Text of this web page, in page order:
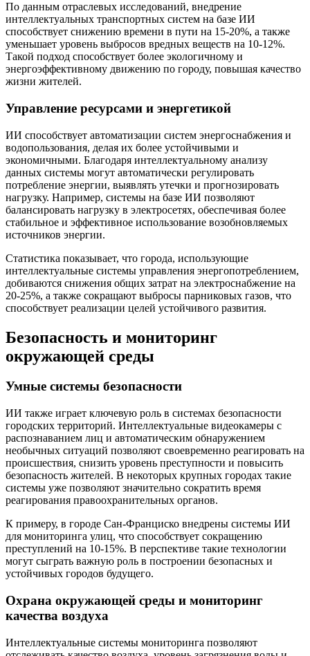
По данным отраслевых исследований, внедрение
интеллектуальных транспортных систем на базе ИИ
способствует снижению времени в пути на 15-20%, а также
уменьшает уровень выбросов вредных веществ на 10-12%.
Такой подход способствует более экологичному и
энергоэффективному движению по городу, повышая качество
жизни жителей.
Управление ресурсами и энергетикой
ИИ способствует автоматизации систем энергоснабжения и
водопользования, делая их более устойчивыми и
экономичными. Благодаря интеллектуальному анализу
данных системы могут автоматически регулировать
потребление энергии, выявлять утечки и прогнозировать
нагрузку. Например, системы на базе ИИ позволяют
балансировать нагрузку в электросетях, обеспечивая более
стабильное и эффективное использование возобновляемых
источников энергии.
Статистика показывает, что города, использующие
интеллектуальные системы управления энергопотреблением,
добиваются снижения общих затрат на электроснабжение на
20-25%, а также сокращают выбросы парниковых газов, что
способствует реализации целей устойчивого развития.
Безопасность и мониторинг
окружающей среды
Умные системы безопасности
ИИ также играет ключевую роль в системах безопасности
городских территорий. Интеллектуальные видеокамеры с
распознаванием лиц и автоматическим обнаружением
необычных ситуаций позволяют своевременно реагировать на
происшествия, снизить уровень преступности и повысить
безопасность жителей. В некоторых крупных городах такие
системы уже позволяют значительно сократить время
реагирования правоохранительных органов.
К примеру, в городе Сан-Франциско внедрены системы ИИ
для мониторинга улиц, что способствует сокращению
преступлений на 10-15%. В перспективе такие технологии
могут сыграть важную роль в построении безопасных и
устойчивых городов будущего.
Охрана окружающей среды и мониторинг
качества воздуха
Интеллектуальные системы мониторинга позволяют